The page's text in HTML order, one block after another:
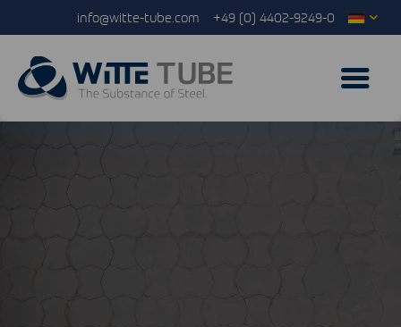
info@witte-tube.com +49 (0) 4402-9249-0